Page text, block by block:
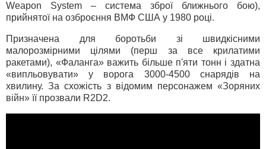
Weapon System – система зброї ближнього бою),
прийнятої на озброєння ВМФ США у 1980 році.
Призначена для боротьби зі швидкісними
малорозмірними цілями (перш за все крилатими
ракетами), «Фаланга» важить більше п'яти тонн і здатна
«випльовувати» у ворога 3000-4500 снарядів на
хвилину. За схожість з відомим персонажем «Зоряних
війн» її прозвали R2D2.